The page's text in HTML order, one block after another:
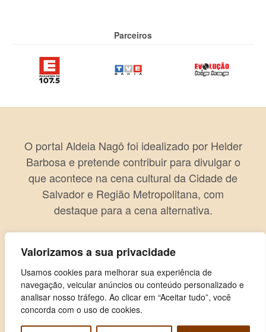
Valorizamos a sua privacidade
Usamos cookies para melhorar sua experiência de
navegação, veicular anúncios ou conteúdo personalizado e
analisar nosso tráfego. Ao clicar em “Aceitar tudo”, você
concorda com o uso de cookies.
Parceiros
O portal Aldeia Nagô foi idealizado por Helder
Barbosa e pretende contribuir para divulgar o
que acontece na cena cultural da Cidade de
Salvador e Região Metropolitana, com
destaque para a cena alternativa.